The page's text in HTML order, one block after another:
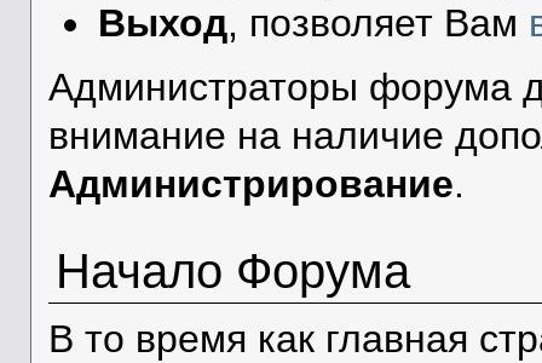
Выход, позволяет Вам
Администраторы форума
внимание на наличие
Администрирование.
Начало Форума
В то время как главная